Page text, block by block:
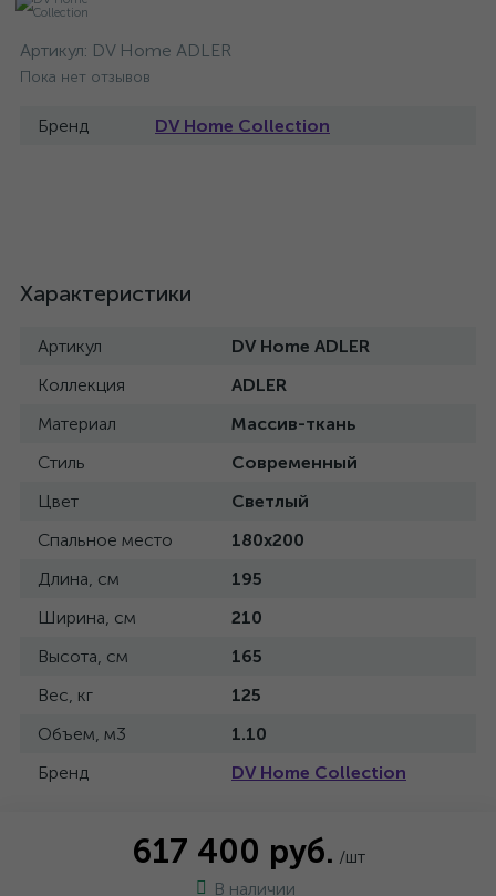
Артикул: DV Home ADLER
Пока нет отзывов
Бренд DV Home Collection
Характеристики
Артикул
DV Home ADLER
Коллекция
ADLER
Материал
Массив-ткань
Стиль
Современный
Цвет
Светлый
Спальное место
180x200
Длина, см
195
Ширина, см
210
Высота, см
165
Вес, кг
125
Объем, м3
1.10
Бренд
DV Home Collection
617 400 руб. /шт
В наличии